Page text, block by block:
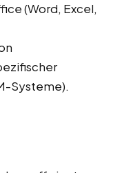
(Word, Excel,
Systeme).